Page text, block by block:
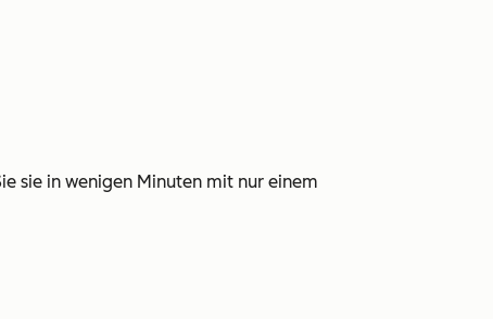
sie in wenigen Minuten mit nur einem